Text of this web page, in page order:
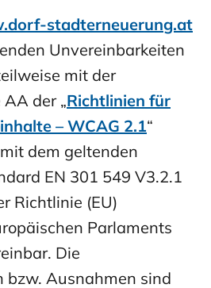
stadterneuerung.at
Unvereinbarkeiten
mit der
der „Richtlinien für
– WCAG 2.1“
dem geltenden
EN 301 549 V3.2.1
Richtlinie (EU)
Parlaments
Die
bzw. Ausnahmen sind